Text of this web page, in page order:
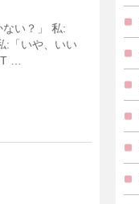
い？」 私:
:「いや、いい
…